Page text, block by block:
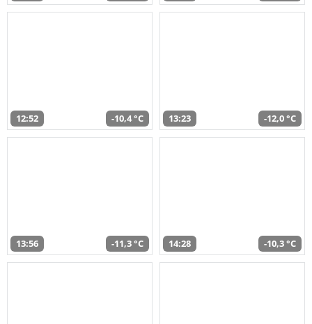
12:52 -10,4 °C 13:23 -12,0 °C
13:56 -11,3 °C 14:28 -10,3 °C